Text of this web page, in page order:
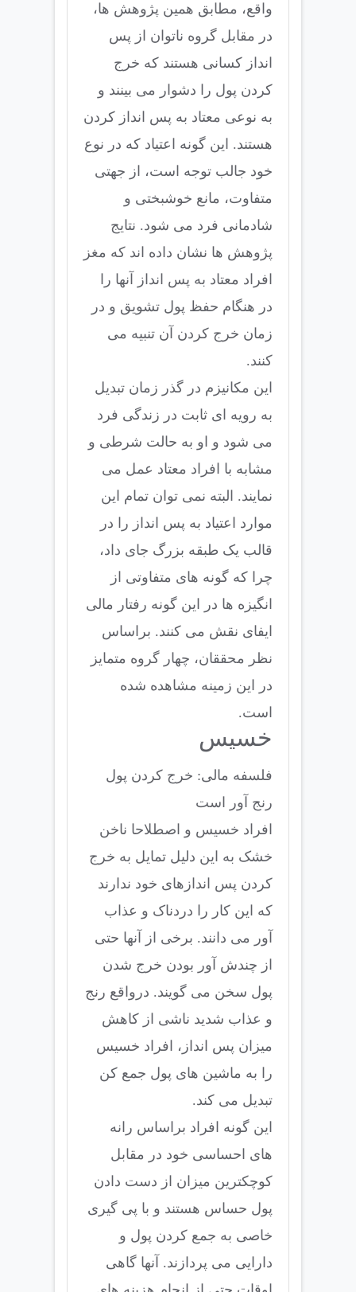
واقع، مطابق همین پژوهش ها،
در مقابل گروه ناتوان از پس
انداز کسانی هستند که خرج
کردن پول را دشوار می بینند و
به نوعی معتاد به پس انداز کردن
هستند. این گونه اعتیاد که در نوع
خود جالب توجه است، از جهتی
متفاوت، مانع خوشبختی و
شادمانی فرد می شود. نتایج
پژوهش ها نشان داده اند که مغز
افراد معتاد به پس انداز آنها را
در هنگام حفظ پول تشویق و در
زمان خرج کردن آن تنبیه می
کنند.
این مکانیزم در گذر زمان تبدیل
به رویه ای ثابت در زندگی فرد
می شود و او به حالت شرطی و
مشابه با افراد معتاد عمل می
نمایند. البته نمی توان تمام این
موارد اعتیاد به پس انداز را در
قالب یک طبقه بزرگ جای داد،
چرا که گونه های متفاوتی از
انگیزه ها در این گونه رفتار مالی
ایفای نقش می کنند. براساس
نظر محققان، چهار گروه متمایز
در این زمینه مشاهده شده
است.
خسیس
فلسفه مالی: خرج کردن پول
رنج آور است
افراد خسیس و اصطلاحا ناخن
خشک به این دلیل تمایل به خرج
کردن پس اندازهای خود ندارند
که این کار را دردناک و عذاب
آور می دانند. برخی از آنها حتی
از چندش آور بودن خرج شدن
پول سخن می گویند. درواقع رنج
و عذاب شدید ناشی از کاهش
میزان پس انداز، افراد خسیس
را به ماشین های پول جمع کن
تبدیل می کند.
این گونه افراد براساس رانه
های احساسی خود در مقابل
کوچکترین میزان از دست دادن
پول حساس هستند و با پی گیری
خاصی به جمع کردن پول و
دارایی می پردازند. آنها گاهی